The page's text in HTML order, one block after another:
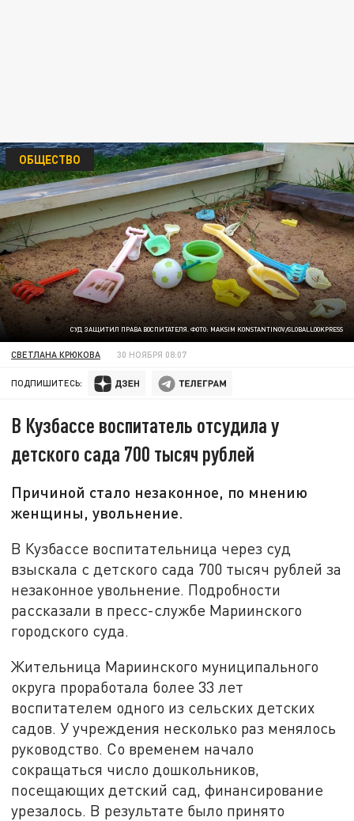
СУД ЗАЩИТИЛ ПРАВА ВОСПИТАТЕЛЯ. ФОТО: MAKSIM KONSTANTINOV/GLOBALLOOKPRESS
ОБЩЕСТВО
СВЕТЛАНА КРЮКОВА 30 НОЯБРЯ 08:07
ПОДПИШИТЕСЬ:
В Кузбассе воспитатель отсудила у
детского сада 700 тысяч рублей
Причиной стало незаконное, по мнению
женщины, увольнение.
В Кузбассе воспитательница через суд
взыскала с детского сада 700 тысяч рублей за
незаконное увольнение. Подробности
рассказали в пресс-службе Мариинского
городского суда.
Жительница Мариинского муниципального
округа проработала более 33 лет
воспитателем одного из сельских детских
садов. У учреждения несколько раз менялось
руководство. Со временем начало
сокращаться число дошкольников,
посещающих детский сад, финансирование
урезалось. В результате было принято